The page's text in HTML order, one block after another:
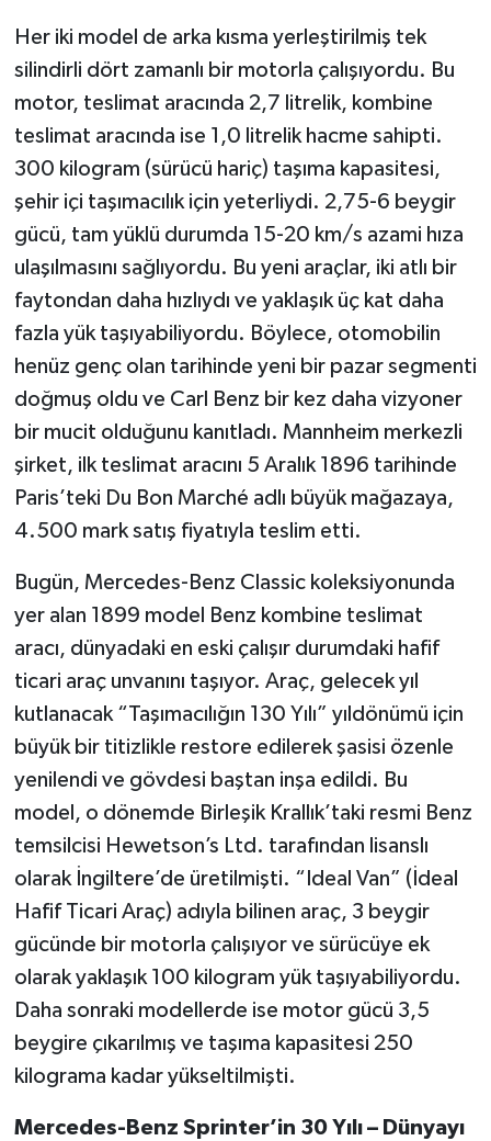
Her iki model de arka kısma yerleştirilmiş tek
silindirli dört zamanlı bir motorla çalışıyordu. Bu
motor, teslimat aracında 2,7 litrelik, kombine
teslimat aracında ise 1,0 litrelik hacme sahipti.
300 kilogram (sürücü hariç) taşıma kapasitesi,
şehir içi taşımacılık için yeterliydi. 2,75-6 beygir
gücü, tam yüklü durumda 15-20 km/s azami hıza
ulaşılmasını sağlıyordu. Bu yeni araçlar, iki atlı bir
faytondan daha hızlıydı ve yaklaşık üç kat daha
fazla yük taşıyabiliyordu. Böylece, otomobilin
henüz genç olan tarihinde yeni bir pazar segmenti
doğmuş oldu ve Carl Benz bir kez daha vizyoner
bir mucit olduğunu kanıtladı. Mannheim merkezli
şirket, ilk teslimat aracını 5 Aralık 1896 tarihinde
Paris’teki Du Bon Marché adlı büyük mağazaya,
4.500 mark satış fiyatıyla teslim etti.
Bugün, Mercedes-Benz Classic koleksiyonunda
yer alan 1899 model Benz kombine teslimat
aracı, dünyadaki en eski çalışır durumdaki hafif
ticari araç unvanını taşıyor. Araç, gelecek yıl
kutlanacak “Taşımacılığın 130 Yılı” yıldönümü için
büyük bir titizlikle restore edilerek şasisi özenle
yenilendi ve gövdesi baştan inşa edildi. Bu
model, o dönemde Birleşik Krallık’taki resmi Benz
temsilcisi Hewetson’s Ltd. tarafından lisanslı
olarak İngiltere’de üretilmişti. “Ideal Van” (İdeal
Hafif Ticari Araç) adıyla bilinen araç, 3 beygir
gücünde bir motorla çalışıyor ve sürücüye ek
olarak yaklaşık 100 kilogram yük taşıyabiliyordu.
Daha sonraki modellerde ise motor gücü 3,5
beygire çıkarılmış ve taşıma kapasitesi 250
kilograma kadar yükseltilmişti.
Mercedes-Benz Sprinter’in 30 Yılı – Dünyayı